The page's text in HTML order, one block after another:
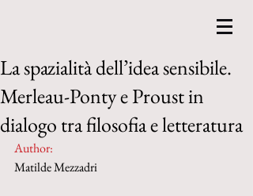
La spazialità dell’idea sensibile.
Merleau-Ponty e Proust in
dialogo tra filosofia e letteratura
Author:
Matilde Mezzadri